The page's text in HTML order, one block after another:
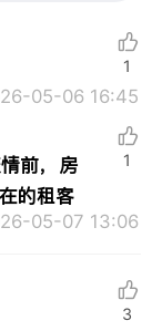
05-06 16:45
1
前，房
的租客
05-07 13:06
1
3